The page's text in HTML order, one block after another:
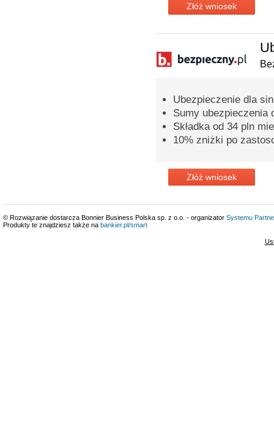
Złóż wniosek
Ubezpieczenie dla
Sumy ubezpieczenia
Składka od 34 pln
10% zniżki po
Złóż wniosek
© Rozwiązanie dostarcza Bonnier Business Polska sp. z o.o. - organizator Systemu
Produkty te znajdziesz także na bankier.pl/smart